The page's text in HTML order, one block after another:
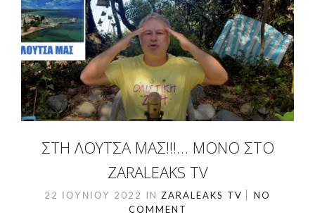
ΣΤΗ ΛΟΎΤΣΑ ΜΑΣ!!!… ΜΌΝΟ ΣΤΟ
ZARALEAKS TV
22 ΙΟΥΝΊΟΥ 2022 IN ZARALEAKS TV
NO
COMMENT